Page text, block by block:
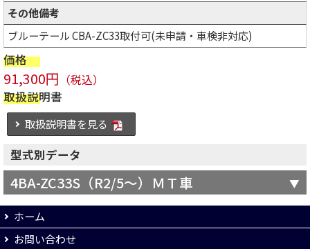
その他備考
ブルーテール CBA-ZC33取付可(未申請・車検非対応)
価格
91,300円 （税込）
取扱説明書
取扱説明書を見る
型式別データ
4BA-ZC33S（R2/5～）ＭＴ車
ホーム
お問い合わせ